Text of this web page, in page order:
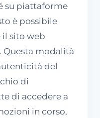
su piattaforme
è possibile
sito web
modalità
del
di
di accedere a
in corso,